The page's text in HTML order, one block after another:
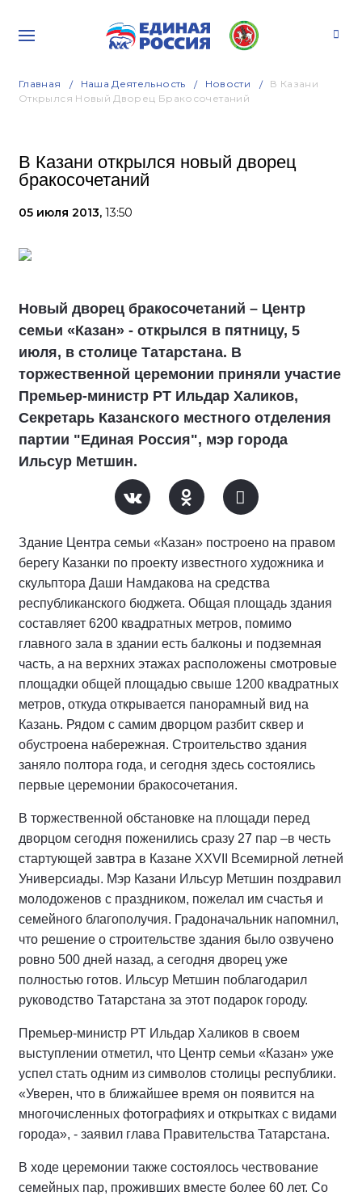
Главная Наша Деятельность Новости
В Казани
Открылся Новый Дворец Бракосочетаний
В Казани открылся новый дворец
бракосочетаний
05 июля 2013, 13:50
Новый дворец бракосочетаний – Центр
семьи «Казан» - открылся в пятницу, 5
июля, в столице Татарстана. В
торжественной церемонии приняли участие
Премьер-министр РТ Ильдар Халиков,
Секретарь Казанского местного отделения
партии "Единая Россия", мэр города
Ильсур Метшин.
Здание Центра семьи «Казан» построено на правом
берегу Казанки по проекту известного художника и
скульптора Даши Намдакова на средства
республиканского бюджета. Общая площадь здания
составляет 6200 квадратных метров, помимо
главного зала в здании есть балконы и подземная
часть, а на верхних этажах расположены смотровые
площадки общей площадью свыше 1200 квадратных
метров, откуда открывается панорамный вид на
Казань. Рядом с самим дворцом разбит сквер и
обустроена набережная. Строительство здания
заняло полтора года, и сегодня здесь состоялись
первые церемонии бракосочетания.
В торжественной обстановке на площади перед
дворцом сегодня поженились сразу 27 пар –в честь
стартующей завтра в Казане XXVII Всемирной летней
Универсиады. Мэр Казани Ильсур Метшин поздравил
молодоженов с праздником, пожелал им счастья и
семейного благополучия. Градоначальник напомнил,
что решение о строительстве здания было озвучено
ровно 500 дней назад, а сегодня дворец уже
полностью готов. Ильсур Метшин поблагодарил
руководство Татарстана за этот подарок городу.
Премьер-министр РТ Ильдар Халиков в своем
выступлении отметил, что Центр семьи «Казан» уже
успел стать одним из символов столицы республики.
«Уверен, что в ближайшее время он появится на
многочисленных фотографиях и открытках с видами
города», - заявил глава Правительства Татарстана.
В ходе церемонии также состоялось чествование
семейных пар, проживших вместе более 60 лет. Со